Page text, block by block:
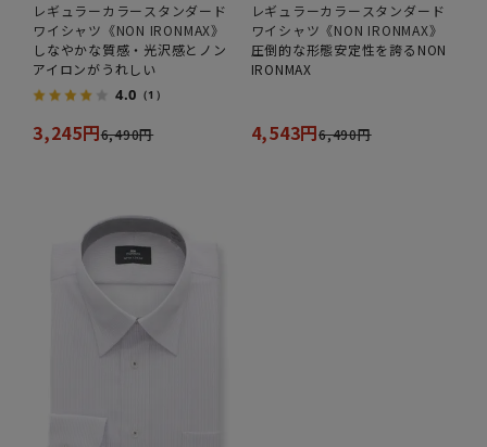
レギュラーカラースタンダード
ワイシャツ《NON IRONMAX》
しなやかな質感・光沢感とノン
アイロンがうれしい
4.0 （1）
3,245円6,490円
レギュラーカラースタンダード
ワイシャツ《NON IRONMAX》
圧倒的な形態安定性を誇るNON
IRONMAX
4,543円6,490円